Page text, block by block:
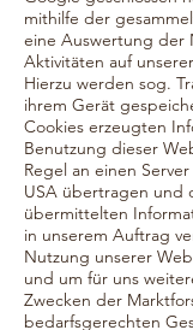
mithilfe der
eine Auswertung der
Aktivitäten auf
Hierzu werden sog.
ihrem Gerät
Cookies erzeugten
Benutzung dieser
Regel an einen
USA übertragen und
übermittelten
in unserem Auftrag
Nutzung unserer
und um für uns
Zwecken der
bedarfsgerechten